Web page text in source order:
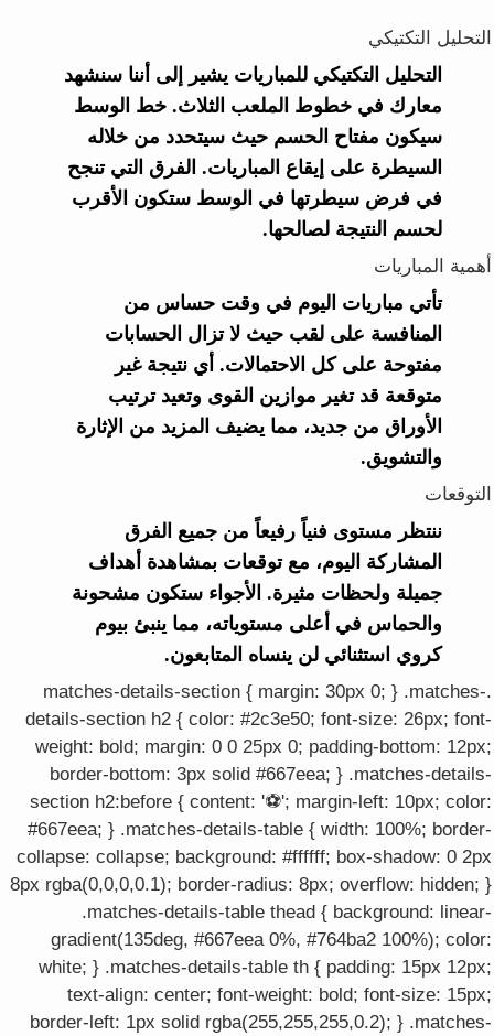
التحليل التكتيكي
التحليل التكتيكي للمباريات يشير إلى أننا سنشهد
معارك في خطوط الملعب الثلاث. خط الوسط
سيكون مفتاح الحسم حيث سيتحدد من خلاله
السيطرة على إيقاع المباريات. الفرق التي تنجح
في فرض سيطرتها في الوسط ستكون الأقرب
لحسم النتيجة لصالحها.
أهمية المباريات
تأتي مباريات اليوم في وقت حساس من
المنافسة على لقب حيث لا تزال الحسابات
مفتوحة على كل الاحتمالات. أي نتيجة غير
متوقعة قد تغير موازين القوى وتعيد ترتيب
الأوراق من جديد، مما يضيف المزيد من الإثارة
والتشويق.
التوقعات
ننتظر مستوى فنياً رفيعاً من جميع الفرق
المشاركة اليوم، مع توقعات بمشاهدة أهداف
جميلة ولحظات مثيرة. الأجواء ستكون مشحونة
والحماس في أعلى مستوياته، مما ينبئ بيوم
كروي استثنائي لن ينساه المتابعون.
.matches-details-section { margin: 30px 0; } .matches-
details-section h2 { color: #2c3e50; font-size: 26px; font-
weight: bold; margin: 0 0 25px 0; padding-bottom: 12px;
border-bottom: 3px solid #667eea; } .matches-details-
section h2:before { content: '⚽'; margin-left: 10px; color:
#667eea; } .matches-details-table { width: 100%; border-
collapse: collapse; background: #ffffff; box-shadow: 0 2px
8px rgba(0,0,0,0.1); border-radius: 8px; overflow: hidden; }
.matches-details-table thead { background: linear-
gradient(135deg, #667eea 0%, #764ba2 100%); color:
white; } .matches-details-table th { padding: 15px 12px;
text-align: center; font-weight: bold; font-size: 15px;
border-left: 1px solid rgba(255,255,255,0.2); } .matches-